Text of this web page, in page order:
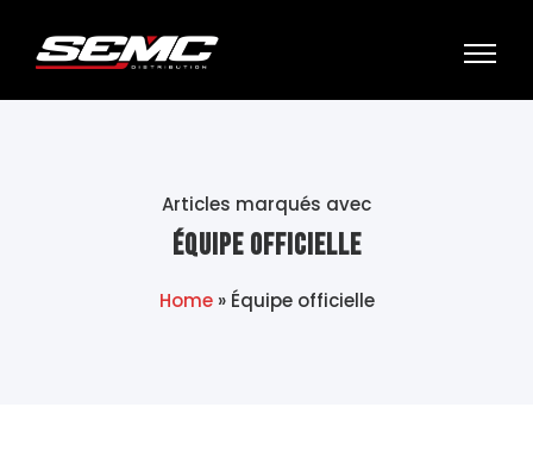
Articles marqués avec
Équipe officielle
Home» Équipe officielle